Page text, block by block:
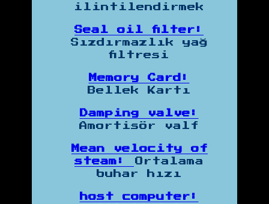
ilintilendirmek
Seal oil filter:
Sızdırmazlık yağ
filtresi
Memory Card:
Bellek Kartı
Damping valve:
Amortisör valf
Mean velocity of
steam:
Ortalama
buhar hızı
host computer: